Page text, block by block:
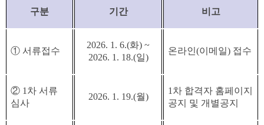
구분 기간 비고
① 서류접수
2026. 1. 6.(화) ~
2026. 1. 18.(일)
온라인(이메일) 접수
② 1 차 서류
심사
2026. 1. 19.(월)
1 차 합격자 홈페이지
공지 및 개별공지